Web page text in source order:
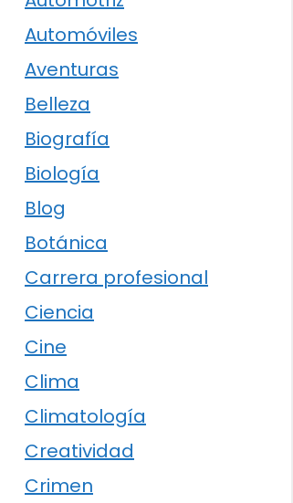
Automóviles
Aventuras
Belleza
Biografía
Biología
Blog
Botánica
Carrera profesional
Ciencia
Cine
Clima
Climatología
Creatividad
Crimen